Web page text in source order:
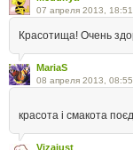
07 апреля 2013, 18:51
Красотища! Очень
MariaS
08 апреля 2013, 08:55
красота і смакота
Vizajust